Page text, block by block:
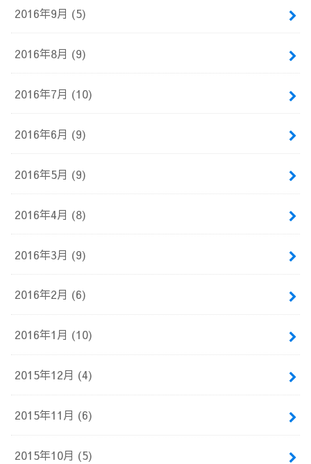
2016年9月 (5)
2016年8月 (9)
2016年7月 (10)
2016年6月 (9)
2016年5月 (9)
2016年4月 (8)
2016年3月 (9)
2016年2月 (6)
2016年1月 (10)
2015年12月 (4)
2015年11月 (6)
2015年10月 (5)